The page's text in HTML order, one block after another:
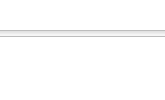
biznesowy. Dbanie o wysoką jakość